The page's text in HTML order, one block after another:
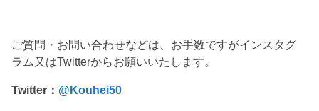
ご質問・お問い合わせなどは、お手数ですがインスタグ
ラム又はTwitterからお願いいたします。
Twitter： @Kouhei50